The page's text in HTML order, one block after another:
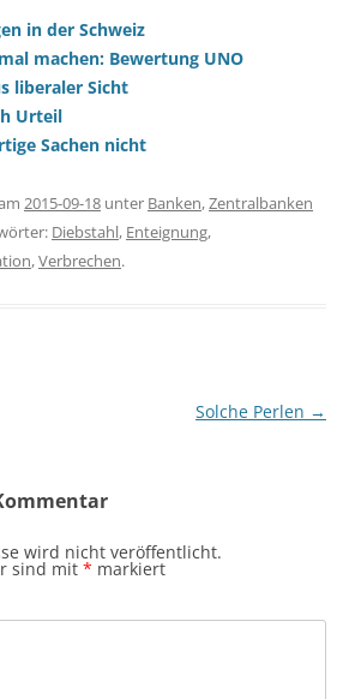
in der Schweiz
machen: Bewertung UNO
liberaler Sicht
Urteil
Sachen nicht
2015-09-18 unter Banken,Zentralbanken
Diebstahl, Enteignung,
,Verbrechen.
Solche Perlen →
wird nicht veröffentlicht.
sind mit * markiert